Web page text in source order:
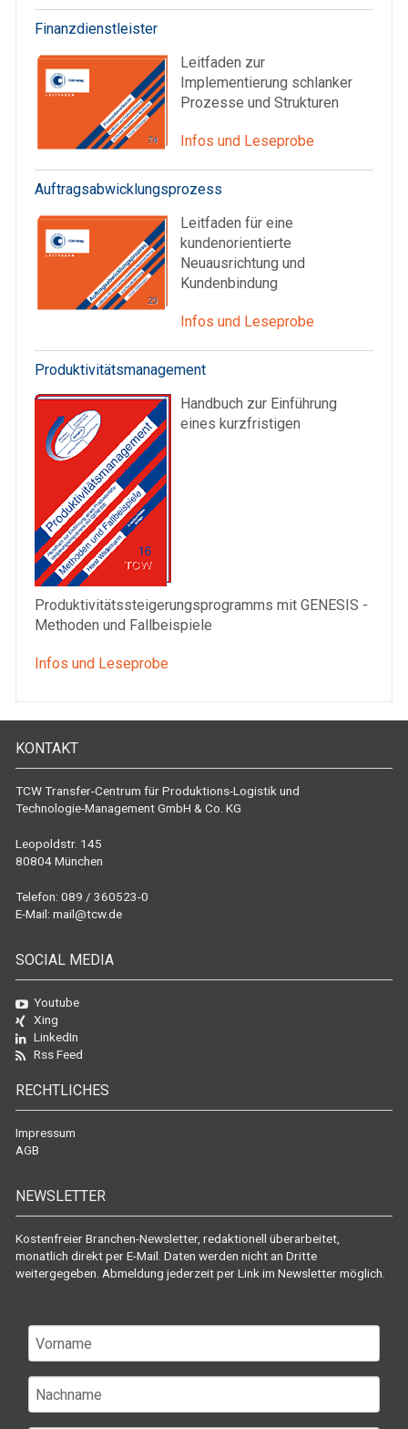
Finanzdienstleister
Leitfaden zur
Implementierung schlanker
Prozesse und Strukturen
Infos und Leseprobe
Auftragsabwicklungsprozess
Leitfaden für eine
kundenorientierte
Neuausrichtung und
Kundenbindung
Infos und Leseprobe
Produktivitätsmanagement
Handbuch zur Einführung
eines kurzfristigen
Produktivitätssteigerungsprogramms mit GENESIS -
Methoden und Fallbeispiele
Infos und Leseprobe
KONTAKT
TCW Transfer-Centrum für Produktions-Logistik und
Technologie-Management GmbH & Co. KG
Leopoldstr. 145
80804 München
Telefon: 089 / 360523-0
E-Mail: mail@tcw.de
SOCIAL MEDIA
Youtube
Xing
LinkedIn
Rss Feed
RECHTLICHES
Impressum
AGB
NEWSLETTER
Kostenfreier Branchen-Newsletter, redaktionell überarbeitet,
monatlich direkt per E-Mail. Daten werden nicht an Dritte
weitergegeben. Abmeldung jederzeit per Link im Newsletter möglich.